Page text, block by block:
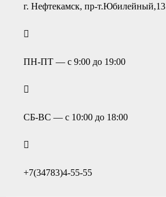
г. Нефтекамск, пр-т.Юбилейный,13
ПН-ПТ — с 9:00 до 19:00
СБ-ВС — с 10:00 до 18:00
+7(34783)4-55-55